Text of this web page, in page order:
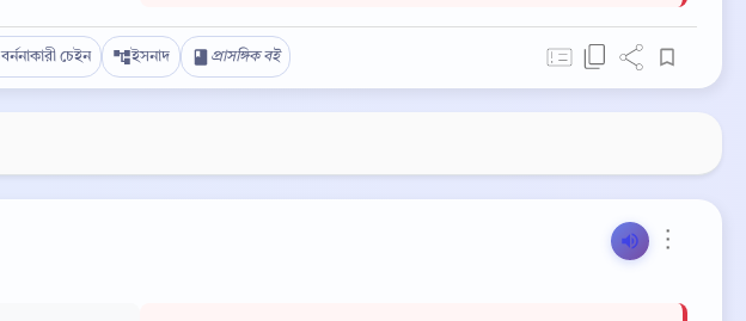
বর্ননাকারী চেইন ইসনাদ প্রাসঙ্গিক বই
⋮